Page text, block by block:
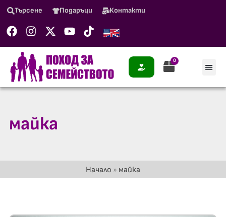
Търсене Подаръци Контакти
0
майка
Начало » майка